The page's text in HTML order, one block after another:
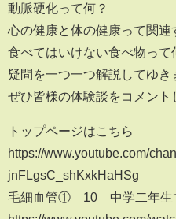
動脈硬化って何？
心の健康と体の健康って関連
食べてはいけない食べ物って
疑問を一つ一つ解説してゆき
ぜひ皆様の体験談をコメント
トップページはこちら
https://www.youtube.com/
jnFLgsC_shKxkHaHSg
毛細血管① 10 中学二年生